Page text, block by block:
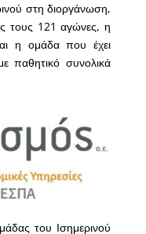
στη διοργάνωση,
τους 121 αγώνες, η
η ομάδα που έχει
παθητικό συνολικά
του Ισημερινού